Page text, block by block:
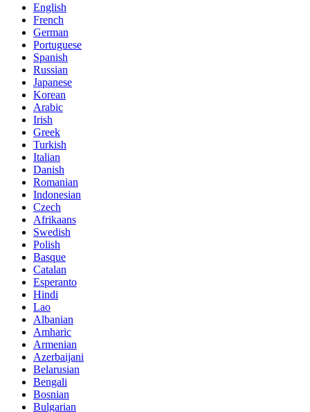
English
French
German
Portuguese
Spanish
Russian
Japanese
Korean
Arabic
Irish
Greek
Turkish
Italian
Danish
Romanian
Indonesian
Czech
Afrikaans
Swedish
Polish
Basque
Catalan
Esperanto
Hindi
Lao
Albanian
Amharic
Armenian
Azerbaijani
Belarusian
Bengali
Bosnian
Bulgarian